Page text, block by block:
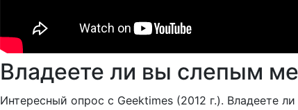
Владеете ли вы слепым
Интересный опрос с Geektimes (2012 г.). Владеете